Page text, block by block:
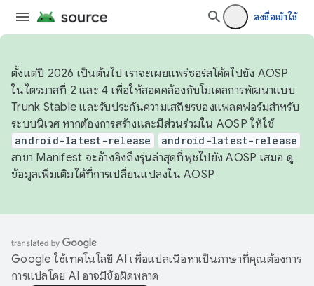
ลงชื่อเข้าใช้
ตั้งแต่ปี 2026 เป็นต้นไป เราจะเผยแพร่ซอร์สโค้ดไปยัง AOSP
ในไตรมาสที่ 2 และ 4 เพื่อให้สอดคล้องกับโมเดลการพัฒนาแบบ
Trunk Stable และรับประกันความเสถียรของแพลตฟอร์มสำหรับ
ระบบนิเวศ หากต้องการสร้างและมีส่วนร่วมใน AOSP ให้ใช้
android-latest-release android-latest-release
สาขา Manifest จะอ้างอิงถึงรุ่นล่าสุดที่พุชไปยัง AOSP เสมอ ดู
ข้อมูลเพิ่มเติมได้ที่การเปลี่ยนแปลงใน AOSP
Google ใช้เทคโนโลยี AI เพื่อแปลเนื้อหาเป็นภาษาที่คุณต้องการ
การแปลโดย AI อาจมีข้อผิดพลาด